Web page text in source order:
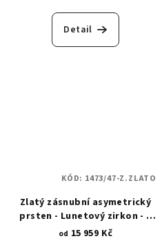
Detail
Zlatý zásnubní asymetrický
prsten - Lunetový zirkon - 4
mm 1473
od 15 959 Kč
KÓD: 1473/47-Z.ZLATO